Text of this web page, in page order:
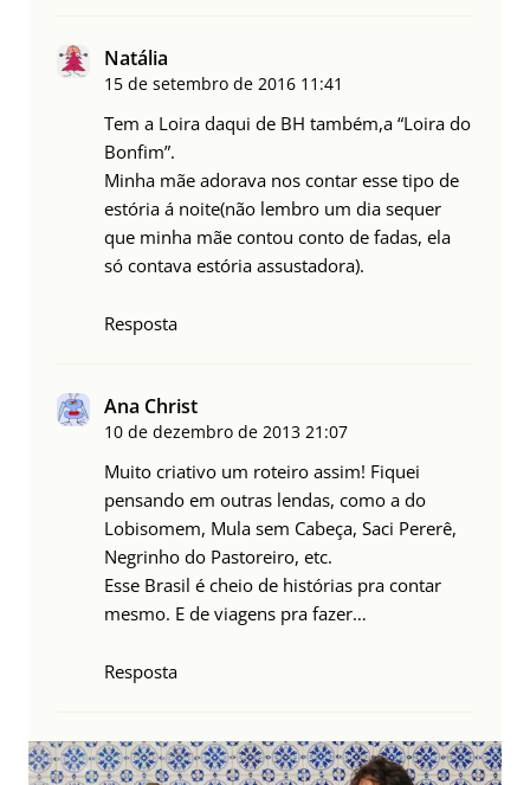
Natália
15 de setembro de 2016 11:41
Tem a Loira daqui de BH também,a “Loira do
Bonfim”.
Minha mãe adorava nos contar esse tipo de
estória á noite(não lembro um dia sequer
que minha mãe contou conto de fadas, ela
só contava estória assustadora).
Resposta
Ana Christ
10 de dezembro de 2013 21:07
Muito criativo um roteiro assim! Fiquei
pensando em outras lendas, como a do
Lobisomem, Mula sem Cabeça, Saci Pererê,
Negrinho do Pastoreiro, etc.
Esse Brasil é cheio de histórias pra contar
mesmo. E de viagens pra fazer…
Resposta